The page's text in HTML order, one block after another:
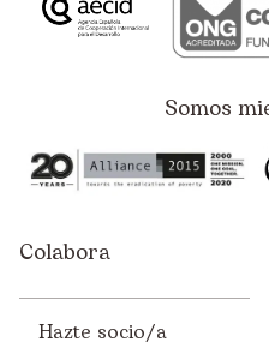
Somos
Colabora
Hazte socio/a